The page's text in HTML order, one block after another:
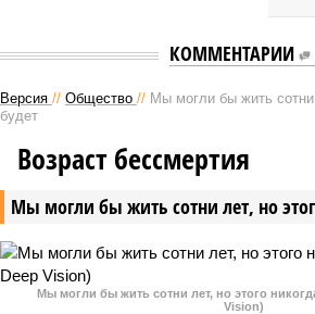
КОММЕНТАРИИ
Версия // Общество // Мы могли бы жить сотни
будет
Мы могли бы жить сотни лет, но
Возраст бессмертия
Мы могли бы жить сотни лет, но этого
Vision)